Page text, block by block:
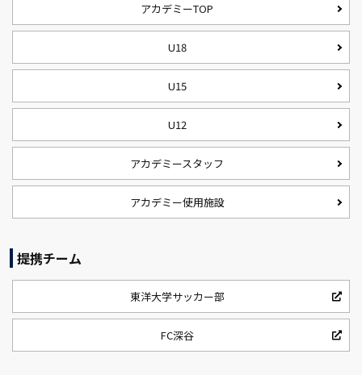
アカデミーTOP
U18
U15
U12
アカデミースタッフ
アカデミー使用施設
提携チーム
東洋大学サッカー部
FC深谷